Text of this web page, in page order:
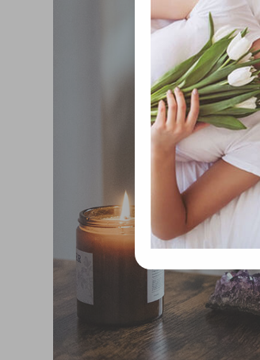
valamint az
weblapoknak,
eszközén